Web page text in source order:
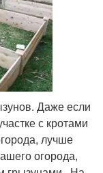
Даже если
с кротами
лучше
огорода,